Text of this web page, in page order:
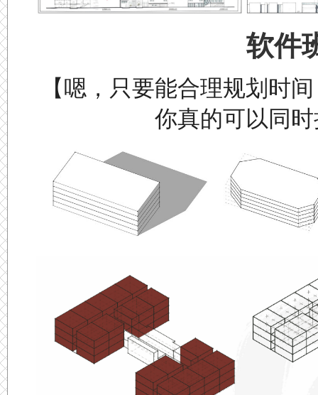
软件
【嗯，只要能合理规划时
你真的可以同